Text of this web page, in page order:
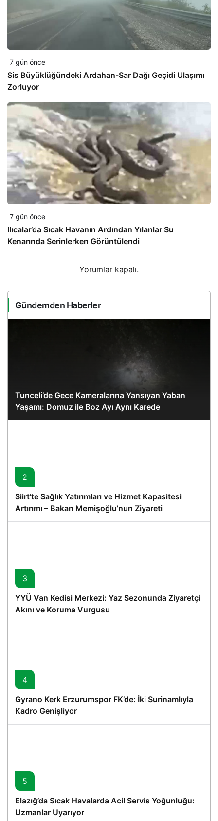
7 gün önce
Sis Büyüklüğündeki Ardahan-Sar Dağı Geçidi Ulaşımı
Zorluyor
7 gün önce
Ilıcalar’da Sıcak Havanın Ardından Yılanlar Su
Kenarında Serinlerken Görüntülendi
Yorumlar kapalı.
Gündemden Haberler
Tunceli’de Gece Kameralarına Yansıyan Yaban
Yaşamı: Domuz ile Boz Ayı Aynı Karede
2
Siirt’te Sağlık Yatırımları ve Hizmet Kapasitesi
Artırımı – Bakan Memişoğlu’nun Ziyareti
3
YYÜ Van Kedisi Merkezi: Yaz Sezonunda Ziyaretçi
Akını ve Koruma Vurgusu
4
Gyrano Kerk Erzurumspor FK’de: İki Surinamlıyla
Kadro Genişliyor
5
Elazığ’da Sıcak Havalarda Acil Servis Yoğunluğu:
Uzmanlar Uyarıyor